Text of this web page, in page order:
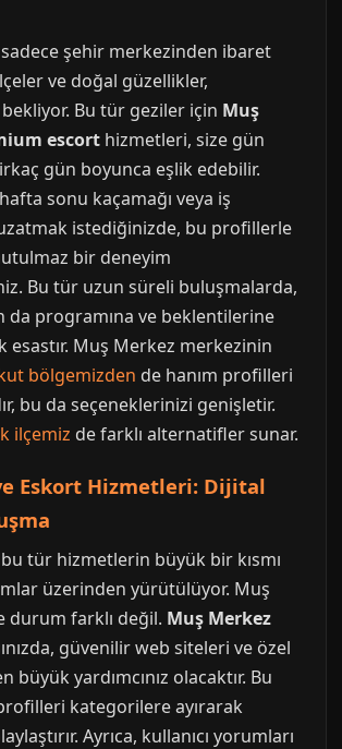
şehir merkezinden ibaret
ve doğal güzellikler,
Bu tür geziler için Muş
escort hizmetleri, size gün
gün boyunca eşlik edebilir.
sonu kaçamağı veya iş
istediğinizde, bu profillerle
bir deneyim
Bu tür uzun süreli buluşmalarda,
da programına ve beklentilerine
esastır. Muş Merkez merkezinin
bölgemizden de hanım profilleri
bu da seçeneklerinizi genişletir.
ilçemiz de farklı alternatifler sunar.
Eskort Hizmetleri: Dijital
tür hizmetlerin büyük bir kısmı
üzerinden yürütülüyor. Muş
durum farklı değil. Muş Merkez
güvenilir web siteleri ve özel
büyük yardımcınız olacaktır. Bu
kategorilere ayırarak
Ayrıca, kullanıcı yorumları